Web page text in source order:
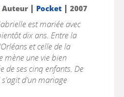
Auteur | Pocket| 2007
est mariée avec
dix ans. Entre la
et celle de la
mène une vie bien
de ses cinq enfants. De
s'agit d'un mariage